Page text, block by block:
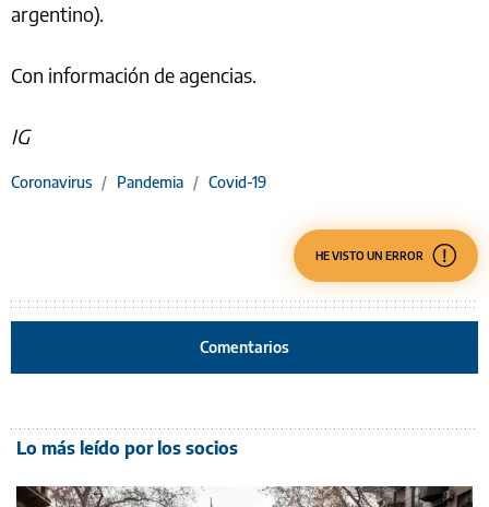
argentino).
Con información de agencias.
IG
Coronavirus / Pandemia / Covid-19
HE VISTO UN ERROR
Comentarios
Lo más leído por los socios